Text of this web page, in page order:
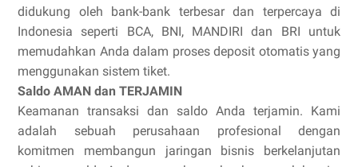
didukung oleh bank-bank terbesar dan terpercaya di
Indonesia seperti BCA, BNI, MANDIRI dan BRI untuk
memudahkan Anda dalam proses deposit otomatis yang
menggunakan sistem tiket.
Saldo AMAN dan TERJAMIN
Keamanan transaksi dan saldo Anda terjamin. Kami
adalah sebuah perusahaan profesional dengan
komitmen membangun jaringan bisnis berkelanjutan